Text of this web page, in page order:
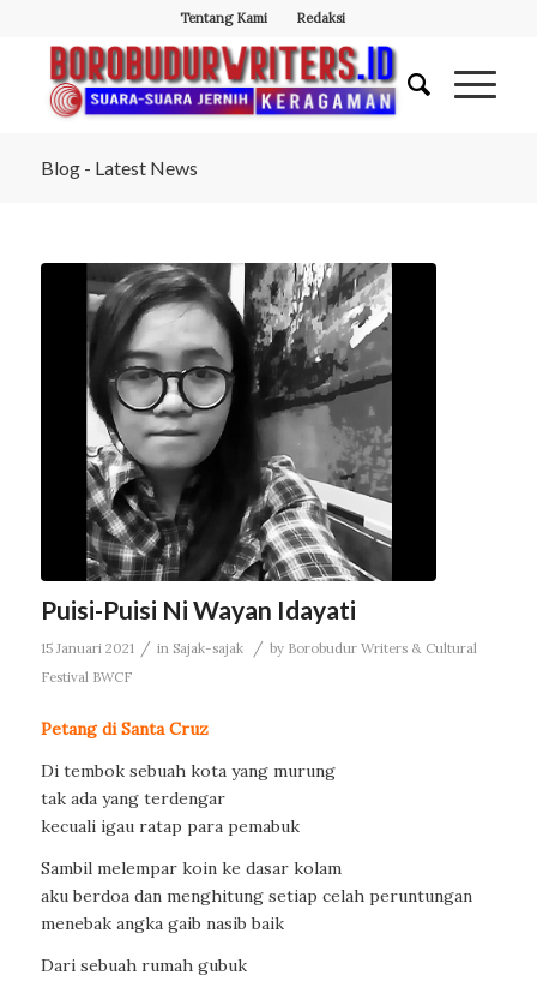
Tentang Kami Redaksi
Blog - Latest News
Puisi-Puisi Ni Wayan Idayati
15 Januari 2021 / in Sajak-sajak / by Borobudur Writers & Cultural
Festival BWCF
Petang di Santa Cruz
Di tembok sebuah kota yang murung
tak ada yang terdengar
kecuali igau ratap para pemabuk
Sambil melempar koin ke dasar kolam
aku berdoa dan menghitung setiap celah peruntungan
menebak angka gaib nasib baik
Dari sebuah rumah gubuk